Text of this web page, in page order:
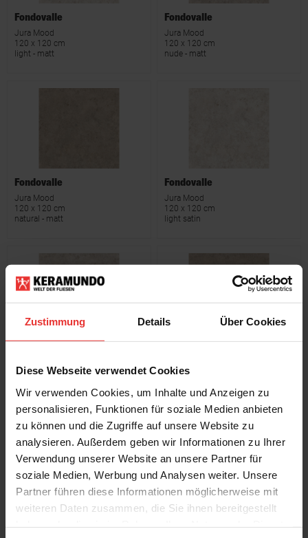
Zustimmung Details Über Cookies
Diese Webseite verwendet Cookies
Wir verwenden Cookies, um Inhalte und Anzeigen zu
personalisieren, Funktionen für soziale Medien anbieten
zu können und die Zugriffe auf unsere Website zu
analysieren. Außerdem geben wir Informationen zu Ihrer
Verwendung unserer Website an unsere Partner für
soziale Medien, Werbung und Analysen weiter. Unsere
Partner führen diese Informationen möglicherweise mit
weiteren Daten zusammen, die Sie ihnen bereitgestellt
Fondovalle
Jura Mood
120 x 120 cm
light - matt
Fondovalle
Jura Mood
120 x 120 cm
nude - matt
Fondovalle
Jura Mood
120 x 120 cm
natural - matt
Fondovalle
Jura Mood
120 x 120 cm
light satin
120 x 120 cm
120 x 120 cm
Fondovalle
Jura Mood
Fondovalle
Jura Mood